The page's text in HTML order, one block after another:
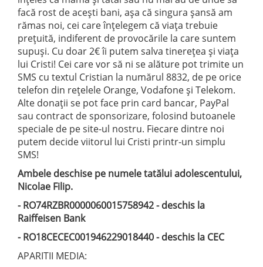
facă rost de acești bani, așa că singura șansă am
rămas noi, cei care înțelegem că viața trebuie
prețuită, indiferent de provocările la care suntem
supuși. Cu doar 2€ îi putem salva tinerețea și viața
lui Cristi! Cei care vor să ni se alăture pot trimite un
SMS cu textul Cristian la numărul 8832, de pe orice
telefon din rețelele Orange, Vodafone și Telekom.
Alte donații se pot face prin card bancar, PayPal
sau contract de sponsorizare, folosind butoanele
speciale de pe site-ul nostru. Fiecare dintre noi
putem decide viitorul lui Cristi printr-un simplu
SMS!
Ambele deschise pe numele tatălui adolescentului,
Nicolae Filip.
- RO74RZBR0000060015758942 - deschis la
Raiffeisen Bank
- RO18CECEC001946229018440 - deschis la CEC
APARITII MEDIA: